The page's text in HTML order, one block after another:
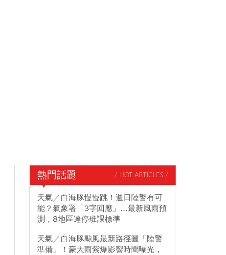
熱門話題 / HOT ARTICLES /
天氣／白海豚慢慢跳！週日陸警有可
能？氣象署「3字回應」...最新風雨預
測，8地區達停班課標準
天氣／白海豚颱風最新路徑圖「陸警
準備」！豪大雨紫爆影響時間曝光，